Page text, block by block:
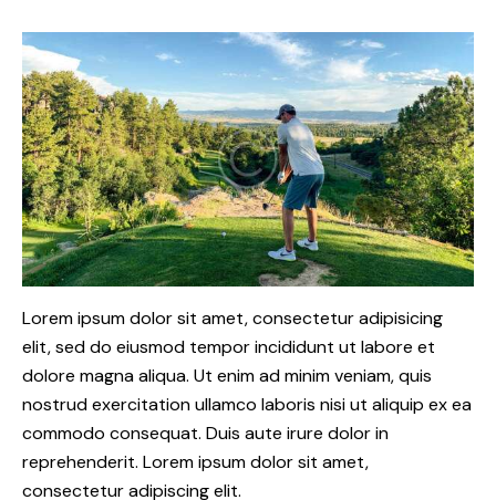
Lorem ipsum dolor sit amet, consectetur adipisicing
elit, sed do eiusmod tempor incididunt ut labore et
dolore magna aliqua. Ut enim ad minim veniam, quis
nostrud exercitation ullamco laboris nisi ut aliquip ex ea
commodo consequat. Duis aute irure dolor in
reprehenderit. Lorem ipsum dolor sit amet,
consectetur adipiscing elit.